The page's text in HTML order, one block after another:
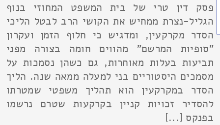
פסק דין טרי של בית המשפט המחוזי בנוף
הגליל-נצרת ממחיש את הקושי הרב לבטל הליכי
הסדר מקרקעין, ומדגיש כי חלוף הזמן ועקרון
"סופיות המרשם" מהווים חומה בצורה מפני
תביעות בעלות מאוחרות, גם כשהן נסמכות על
מסמכים היסטוריים בני למעלה ממאה שנה. הליך
הסדר במקרקעין הוא תהליך משפטי שמטרתו
להסדיר זכויות קניין בקרקעות שטרם נרשמו
בפנקס [...]